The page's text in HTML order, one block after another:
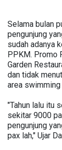
Selama bulan
pengunjung
sudah adanya
PPKM. Promo
Garden
dan tidak
area
"Tahun lalu itu
sekitar 9000
pengunjung
pax lah," Ujar